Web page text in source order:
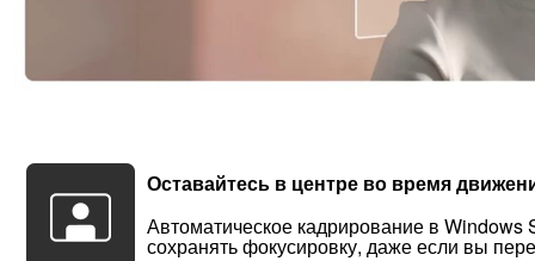
Оставайтесь в центре во время
Автоматическое кадрирование в Windows
сохранять фокусировку, даже если вы